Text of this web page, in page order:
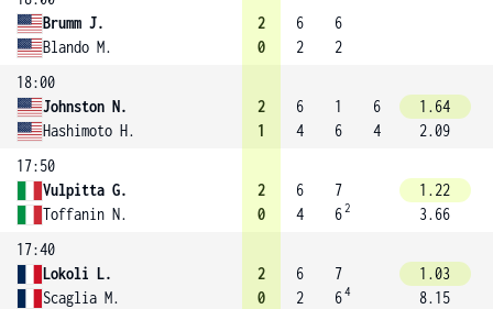
Brumm J.
Blando M.
2
0
6
2
6
2
18:00
Johnston N.
Hashimoto H.
2
1
6
4
1
6
6
4
1.64
2.09
17:50
Vulpitta G.
Toffanin N.
2
0
6
4
7
62
1.22
3.66
17:40
Lokoli L.
Scaglia M.
2
0
6
2
7
64
1.03
8.15